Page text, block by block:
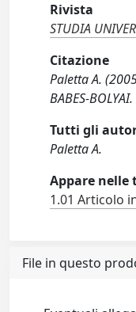
Rivista
STUDIA
Citazione
Paletta A.
BABES-
Tutti gli
Paletta A.
Appare nelle
1.01 Articolo
File in questo